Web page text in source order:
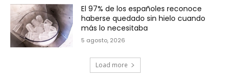
El 97% de los españoles reconoce
haberse quedado sin hielo cuando
más lo necesitaba
5 agosto, 2026
Load more